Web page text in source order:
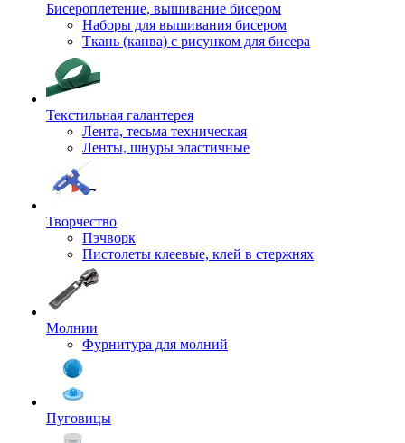
Бисероплетение, вышивание бисером
Наборы для вышивания бисером
Ткань (канва) с рисунком для бисера
Текстильная галантерея
Лента, тесьма техническая
Ленты, шнуры эластичные
Творчество
Пэчворк
Пистолеты клеевые, клей в стержнях
Молнии
Фурнитура для молний
Пуговицы